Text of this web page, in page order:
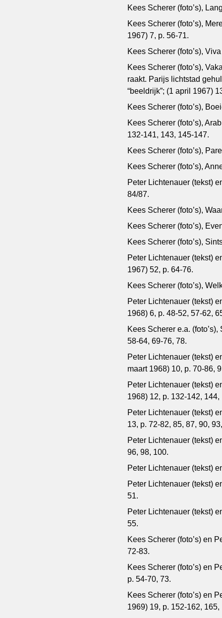
Kees Scherer (foto’s),
Kees Scherer (foto’s),
1967) 7, p. 56-71.
Kees Scherer (foto’s),
Kees Scherer (foto’s),
raakt. Parijs lichtstad
“beeldrijk”; (1 april 1967)
Kees Scherer (foto’s),
Kees Scherer (foto’s),
132-141, 143, 145-147.
Kees Scherer (foto’s),
Kees Scherer (foto’s),
Peter Lichtenauer (tekst)
84/87.
Kees Scherer (foto’s),
Kees Scherer (foto’s),
Kees Scherer (foto’s),
Peter Lichtenauer (tekst)
1967) 52, p. 64-76.
Kees Scherer (foto’s),
Peter Lichtenauer (tekst)
1968) 6, p. 48-52, 57-62,
Kees Scherer e.a.
58-64, 69-76, 78.
Peter Lichtenauer (tekst)
maart 1968) 10, p. 70-86,
Peter Lichtenauer (tekst)
1968) 12, p. 132-142,
Peter Lichtenauer (tekst)
13, p. 72-82, 85, 87, 90,
Peter Lichtenauer (tekst)
96, 98, 100.
Peter Lichtenauer (tekst)
Peter Lichtenauer (tekst)
51.
Peter Lichtenauer (tekst)
55.
Kees Scherer (foto’s) en
72-83.
Kees Scherer (foto’s) en
p. 54-70, 73.
Kees Scherer (foto’s) en
1969) 19, p. 152-162, 165,